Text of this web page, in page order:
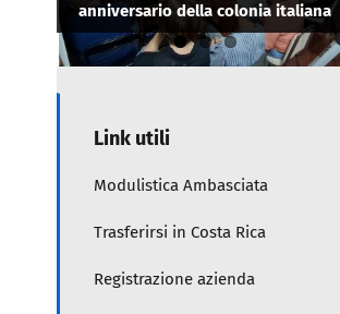
anniversario della colonia italiana
passaporto danneggiato
come Vicepresidente.
Link utili
Modulistica Ambasciata
Trasferirsi in Costa Rica
Registrazione azienda